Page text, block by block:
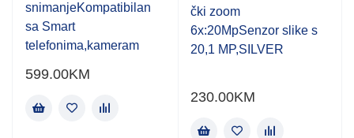
snimanjeKompatibilan
sa Smart
telefonima,kameram
599.00KM
čki zoom
6x:20MpSenzor slike s
20,1 MP,SILVER
230.00KM